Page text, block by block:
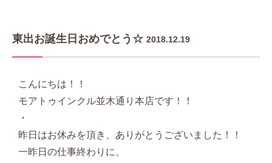
東出お誕生日おめでとう☆ 2018.12.19
こんにちは！！
モアトゥインクル並木通り本店です！！
・
昨日はお休みを頂き、ありがとうございました！！
一昨日の仕事終わりに、